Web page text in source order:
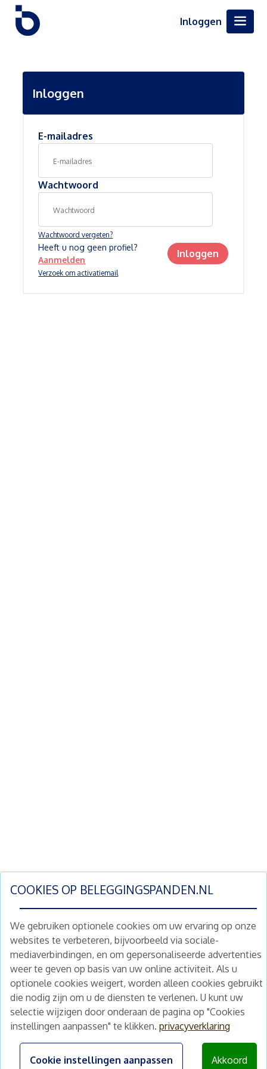
COOKIES OP BELEGGINGSPANDEN.NL
We gebruiken optionele cookies om uw ervaring op onze
websites te verbeteren, bijvoorbeeld via sociale-
mediaverbindingen, en om gepersonaliseerde advertenties
weer te geven op basis van uw online activiteit. Als u
optionele cookies weigert, worden alleen cookies gebruikt
die nodig zijn om u de diensten te verlenen. U kunt uw
selectie wijzigen door onderaan de pagina op "Cookies
instellingen aanpassen" te klikken. privacyverklaring
Cookie instellingen aanpassen Akkoord
Inloggen
Inloggen
E-mailadres
Wachtwoord
Wachtwoord vergeten?
Verzoek om activatiemail
Heeft u nog geen profiel?
Aanmelden
Inloggen
Schrijf je nu in en ontvang wekelijks ons
nieuwe aanbod vastgoedbeleggingen.
Nieuwsbrief Abonneren
Home
Te koop
Nieuws
Schimmelstraat 5H
1053 TA Amsterdam
+31 (0) 30 225 31 12